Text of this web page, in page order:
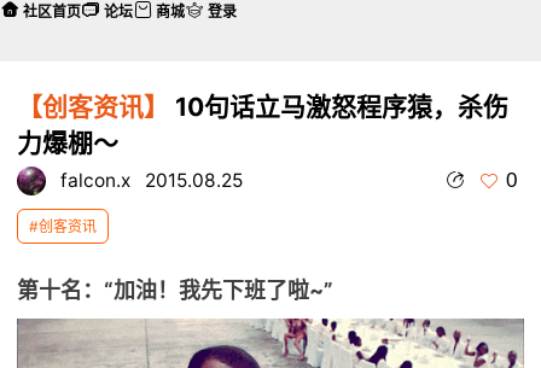
【创客资讯】
10句话立马激怒程序猿，杀伤
力爆棚～
falcon.x 2015.08.25 0
#创客资讯
第十名：“加油！我先下班了啦~”
社区首页 论坛 商城 登录